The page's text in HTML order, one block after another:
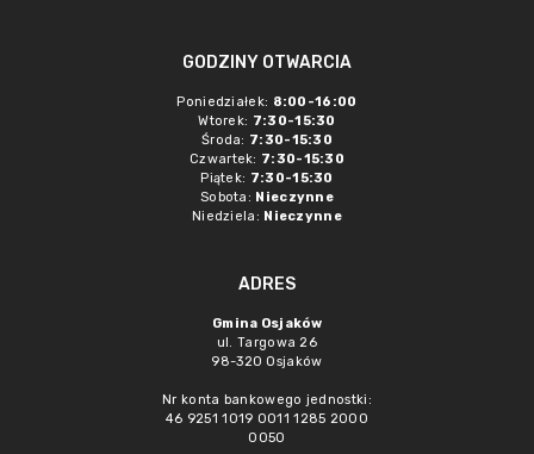
GODZINY OTWARCIA
Poniedziałek: 8:00-16:00
Wtorek: 7:30-15:30
Środa: 7:30-15:30
Czwartek: 7:30-15:30
Piątek: 7:30-15:30
Sobota: Nieczynne
Niedziela: Nieczynne
ADRES
Gmina Osjaków
ul. Targowa 26
98-320 Osjaków
Nr konta bankowego jednostki:
46 9251 1019 0011 1285 2000
0050